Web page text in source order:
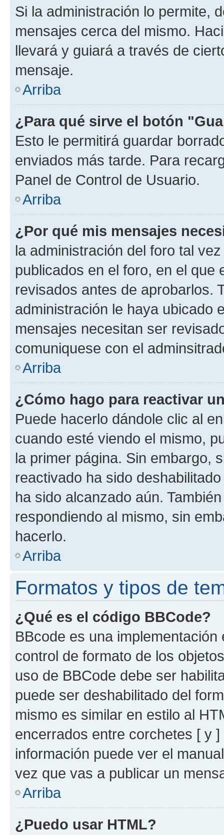
Si la administración lo permite,
mensajes cerca del mismo.
llevará y guiará a través de
mensaje.
Arriba
¿Para qué sirve el botón
Esto le permitirá guardar
enviados más tarde. Para
Panel de Control de Usuario.
Arriba
¿Por qué mis mensajes
la administración del foro tal
publicados en el foro, en el
revisados antes de aprobarlos.
administración le haya ubicado
mensajes necesitan ser
comuniquese con el
Arriba
¿Cómo hago para reactivar
Puede hacerlo dándole clic al
cuando esté viendo el mismo,
la primer página. Sin embargo,
reactivado ha sido
ha sido alcanzado aún.
respondiendo al mismo, sin
hacerlo.
Arriba
Formatos y tipos de
¿Qué es el código BBCode?
BBcode es una
control de formato de los
uso de BBCode debe ser
puede ser deshabilitado del
mismo es similar en estilo al
encerrados entre corchetes [ y
información puede ver el
vez que vas a publicar un
Arriba
¿Puedo usar HTML?